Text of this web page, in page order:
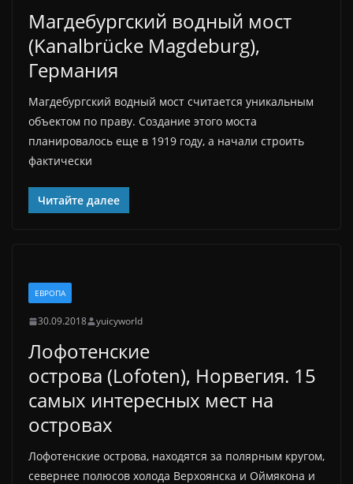
Магдебургский водный мост
(Kanalbrücke Magdeburg),
Германия
Магдебургский водный мост считается уникальным
объектом по праву. Создание этого моста
планировалось еще в 1919 году, а начали строить
фактически
Читайте далее
ЕВРОПА
30.09.2018 yuicyworld
Лофотенские
острова (Lofoten), Норвегия. 15
самых интересных мест на
островах
Лофотенские острова, находятся за полярным кругом,
севернее полюсов холода Верхоянска и Оймякона и